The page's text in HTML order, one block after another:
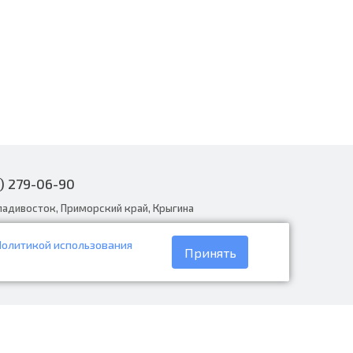
использования
Принять
279-06-90
Приморский край, Крыгина